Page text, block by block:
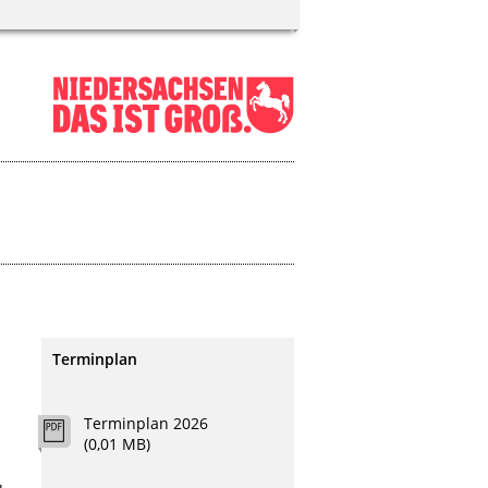
Terminplan
Terminplan 2026
(0,01 MB)